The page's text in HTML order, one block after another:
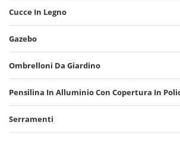
Cucce In Legno
Gazebo
Ombrelloni Da Giardino
Pensilina In Alluminio Con Copertura In
Serramenti